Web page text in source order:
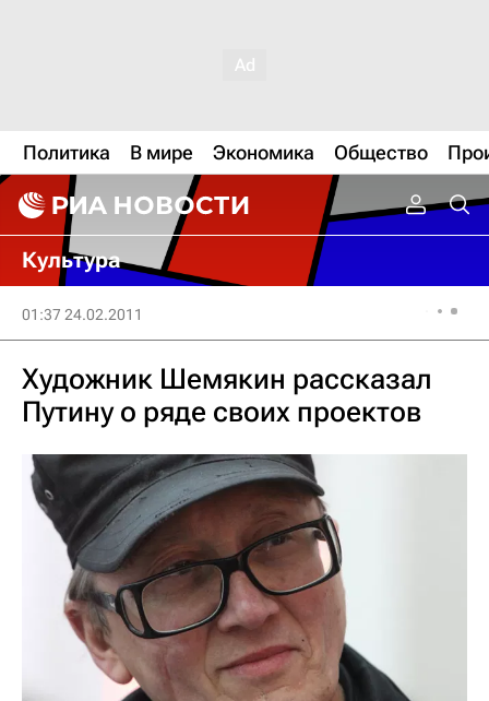
Политика В мире Экономика Общество
Культура
01:37 24.02.2011
Художник Шемякин рассказал
Путину о ряде своих проектов